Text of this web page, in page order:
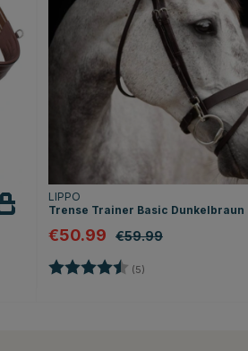
LIPPO
Trense Trainer Basic Dunkelbraun
€50.99 €59.99
Bewertung: (5)